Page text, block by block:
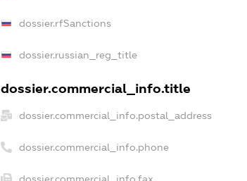
dossier.rfSanctions
dossier.russian_reg_title
dossier.commercial_info.title
dossier.commercial_info.postal_address
dossier.commercial_info.phone
dossier.commercial_info.fax